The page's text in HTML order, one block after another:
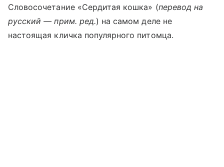
Словосочетание «Сердитая кошка» (перевод на
русский — прим. ред.) на самом деле не
настоящая кличка популярного питомца.